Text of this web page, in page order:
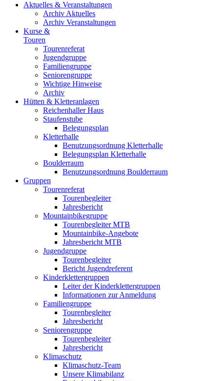
Aktuelles & Veranstaltungen
Archiv Aktuelles
Archiv Veranstaltungen
Kurse &
Touren
Tourenreferat
Jugendgruppe
Familiengruppe
Seniorengruppe
Wichtige Hinweise
Archiv
Hütten & Kletteranlagen
Reichenhaller Haus
Staufenstube
Belegungsplan
Kletterhalle
Benutzungsordnung Kletterhalle
Belegungsplan Kletterhalle
Boulderraum
Benutzungsordnung Boulderraum
Gruppen
Tourenreferat
Tourenbegleiter
Jahresbericht
Mountainbikegruppe
Tourenbegleiter MTB
Mountainbike-Angebote
Jahresbericht MTB
Jugendgruppe
Tourenbegleiter
Bericht Jugendreferent
Kinderklettergruppen
Leiter der Kinderklettergruppen
Informationen zur Anmeldung
Familiengruppe
Tourenbegleiter
Jahresbericht
Seniorengruppe
Tourenbegleiter
Jahresbericht
Klimaschutz
Klimaschutz-Team
Unsere Klimabilanz